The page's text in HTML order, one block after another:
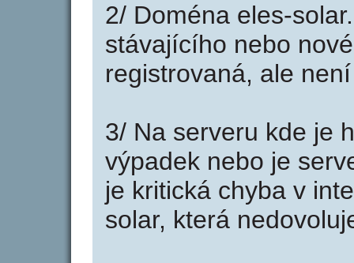
2/ Doména eles-
stávajícího nebo
registrovaná, ale
3/ Na serveru kde je
výpadek nebo je
je kritická chyba v
solar, která